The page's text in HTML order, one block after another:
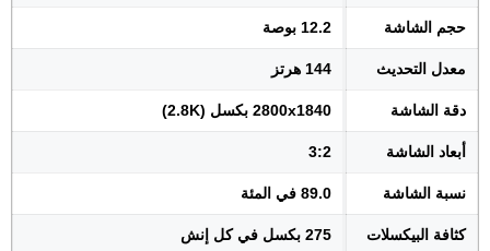
حجم الشاشة 12.2 بوصة
معدل التحديث 144 هرتز
دقة الشاشة 2800x1840 بكسل (2.8K)
أبعاد الشاشة 3:2
نسبة الشاشة 89.0 في المئة
كثافة البيكسلات 275 بكسل في كل إنش